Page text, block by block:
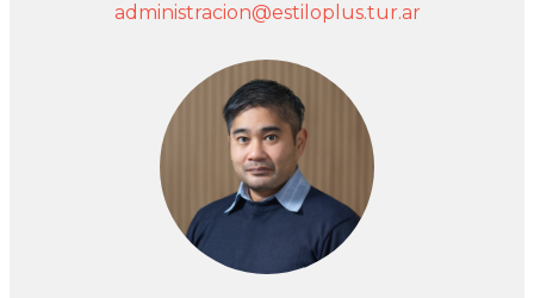
administracion@estiloplus.tur.ar